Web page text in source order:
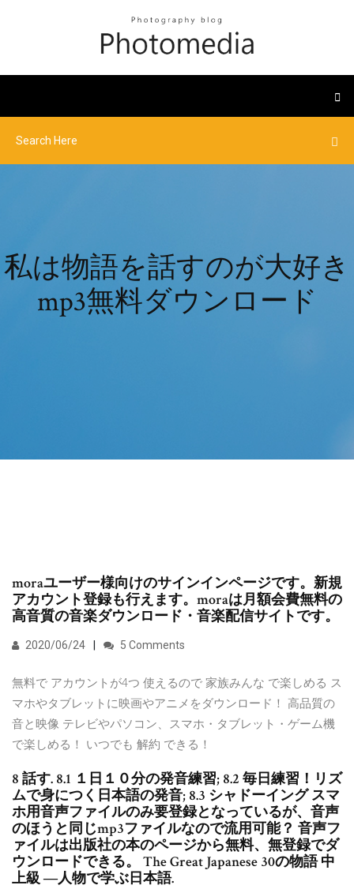
私は物語を話すのが大好き
mp3無料ダウンロード
moraユーザー様向けのサインインページです。新規
アカウント登録も行えます。moraは月額会費無料の
高音質の音楽ダウンロード・音楽配信サイトです。
2020/06/24 5 Comments
無料で アカウントが4つ 使えるので 家族みんな で楽しめる ス
マホやタブレットに映画やアニメをダウンロード！ 高品質の
音と映像 テレビやパソコン、スマホ・タブレット・ゲーム機
で楽しめる！ いつでも 解約 できる！
8 話す. 8.1 １日１０分の発音練習; 8.2 毎日練習！リズ
ムで身につく日本語の発音; 8.3 シャドーイング スマ
ホ用音声ファイルのみ要登録となっているが、音声
のほうと同じmp3ファイルなので流用可能？ 音声フ
ァイルは出版社の本のページから無料、無登録でダ
ウンロードできる。 The Great Japanese 30の物語 中
上級 ―人物で学ぶ日本語.